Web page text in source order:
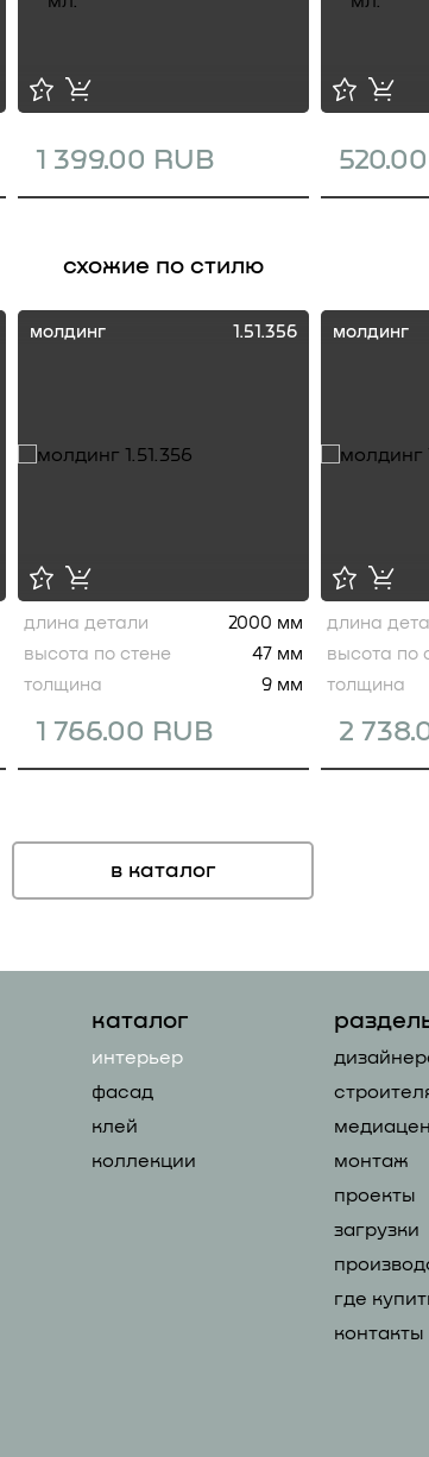
1 399.00 RUB
схожие по стилю
молдинг 1.51.356
1 766.00 RUB
длина детали
2000 мм
высота по стене
47 мм
толщина
9 мм
молдинг
2
длина
высота по
толщина
в каталог
каталог
интерьер
фасад
клей
коллекции
монтаж
проекты
загрузки
где
контакты